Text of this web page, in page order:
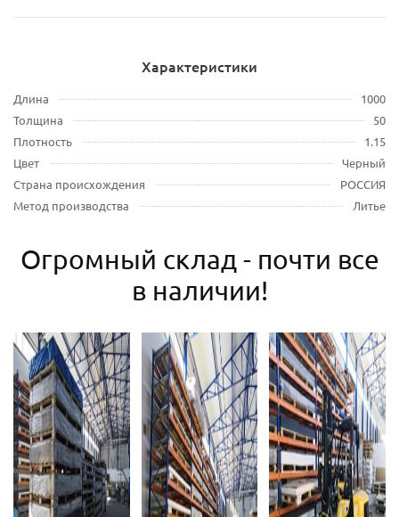
Характеристики
Длина
1000
Толщина
50
Плотность
1.15
Цвет
Черный
Страна происхождения
РОССИЯ
Метод производства
Литье
Огромный склад - почти все
в наличии!